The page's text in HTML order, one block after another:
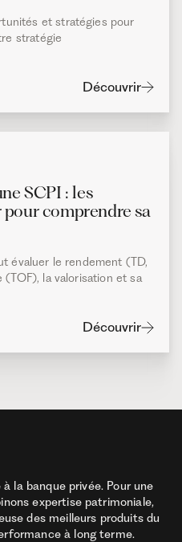
et stratégies pour
stratégie
Découvrir
SCPI : les
comprendre sa
évaluer le rendement (TD,
(TOF), la valorisation et sa
Découvrir
la banque privée. Pour une
expertise patrimoniale,
des meilleurs produits du
à long terme.